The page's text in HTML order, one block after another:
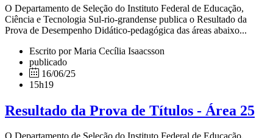
O Departamento de Seleção do Instituto Federal de Educação,
Ciência e Tecnologia Sul-rio-grandense publica o Resultado da
Prova de Desempenho Didático-pedagógica das áreas abaixo...
Escrito por Maria Cecília Isaacsson
publicado
16/06/25
15h19
Resultado da Prova de Títulos - Área 25